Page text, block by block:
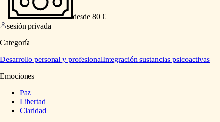
desde 80 €
sesión privada
Categoría
Desarrollo personal y profesionalIntegración sustancias psicoactivas
Emociones
Paz
Libertad
Claridad